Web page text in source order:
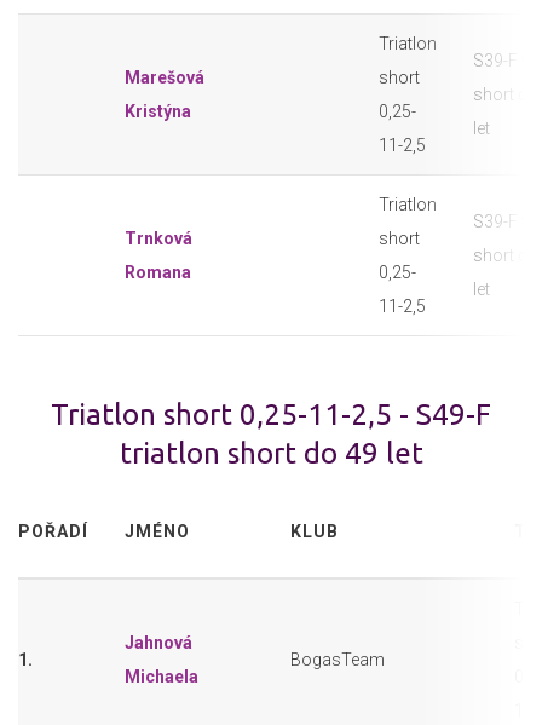
Marešová
Kristýna
Triatlon
short
0,25-
11-2,5
S39-F
short do
let
Trnková
Romana
Triatlon
short
0,25-
11-2,5
S39-F
short do
let
Triatlon short 0,25-11-2,5 - S49-F
triatlon short do 49 let
POŘADÍ JMÉNO KLUB
1.
Jahnová
Michaela
BogasTeam